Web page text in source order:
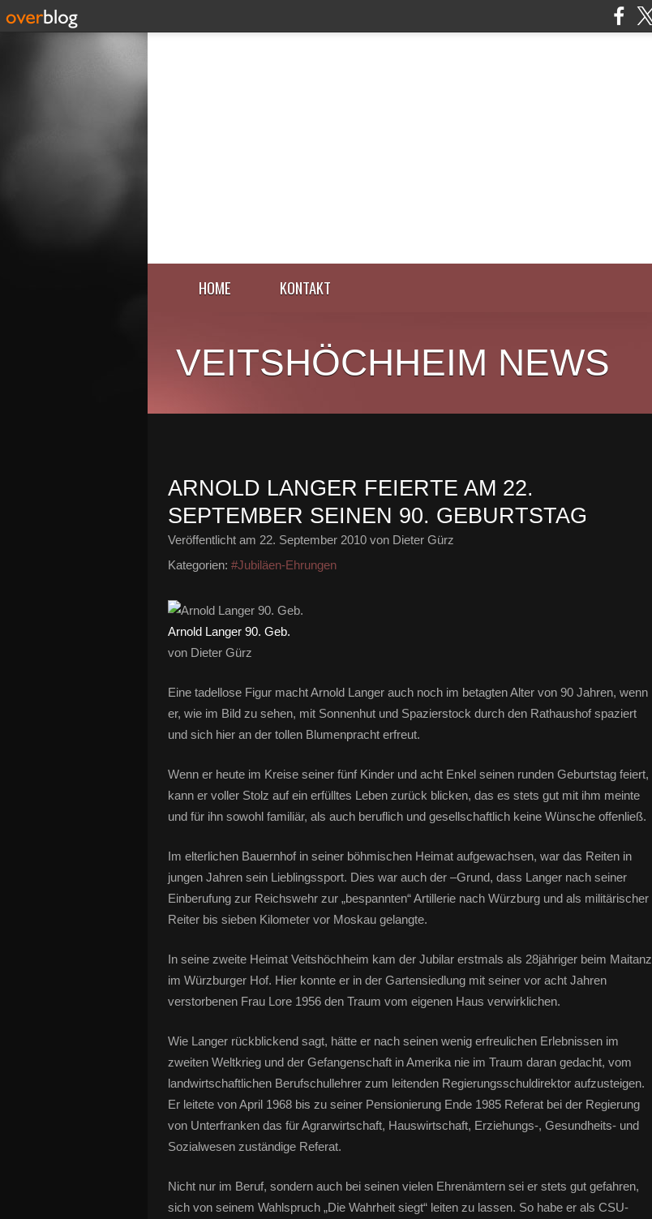
HOME KONTAKT
VEITSHÖCHHEIM NEWS
ARNOLD LANGER FEIERTE AM 22.
SEPTEMBER SEINEN 90. GEBURTSTAG
Veröffentlicht am 22. September 2010 von Dieter Gürz
Kategorien: #Jubiläen-Ehrungen
Arnold Langer 90. Geb.
von Dieter Gürz
Eine tadellose Figur macht Arnold Langer auch noch im betagten Alter von 90 Jahren, wenn
er, wie im Bild zu sehen, mit Sonnenhut und Spazierstock durch den Rathaushof spaziert
und sich hier an der tollen Blumenpracht erfreut.
Wenn er heute im Kreise seiner fünf Kinder und acht Enkel seinen runden Geburtstag feiert,
kann er voller Stolz auf ein erfülltes Leben zurück blicken, das es stets gut mit ihm meinte
und für ihn sowohl familiär, als auch beruflich und gesellschaftlich keine Wünsche offenließ.
Im elterlichen Bauernhof in seiner böhmischen Heimat aufgewachsen, war das Reiten in
jungen Jahren sein Lieblingssport. Dies war auch der –Grund, dass Langer nach seiner
Einberufung zur Reichswehr zur „bespannten“ Artillerie nach Würzburg und als militärischer
Reiter bis sieben Kilometer vor Moskau gelangte.
In seine zweite Heimat Veitshöchheim kam der Jubilar erstmals als 28jähriger beim Maitanz
im Würzburger Hof. Hier konnte er in der Gartensiedlung mit seiner vor acht Jahren
verstorbenen Frau Lore 1956 den Traum vom eigenen Haus verwirklichen.
Wie Langer rückblickend sagt, hätte er nach seinen wenig erfreulichen Erlebnissen im
zweiten Weltkrieg und der Gefangenschaft in Amerika nie im Traum daran gedacht, vom
landwirtschaftlichen Berufschullehrer zum leitenden Regierungsschuldirektor aufzusteigen.
Er leitete von April 1968 bis zu seiner Pensionierung Ende 1985 Referat bei der Regierung
von Unterfranken das für Agrarwirtschaft, Hauswirtschaft, Erziehungs-, Gesundheits- und
Sozialwesen zuständige Referat.
Nicht nur im Beruf, sondern auch bei seinen vielen Ehrenämtern sei er stets gut gefahren,
sich von seinem Wahlspruch „Die Wahrheit siegt“ leiten zu lassen. So habe er als CSU-